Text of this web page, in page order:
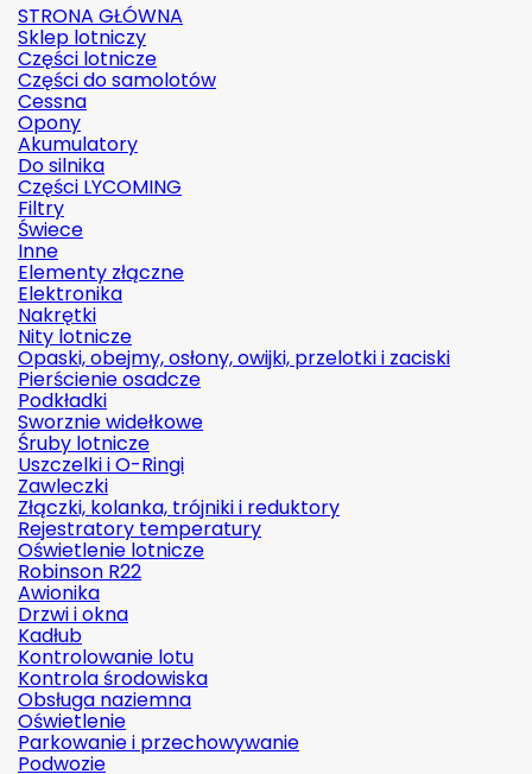
STRONA GŁÓWNA
Sklep lotniczy
Części lotnicze
Części do samolotów
Cessna
Opony
Akumulatory
Do silnika
Części LYCOMING
Filtry
Świece
Inne
Elementy złączne
Elektronika
Nakrętki
Nity lotnicze
Opaski, obejmy, osłony, owijki, przelotki i zaciski
Pierścienie osadcze
Podkładki
Sworznie widełkowe
Śruby lotnicze
Uszczelki i O-Ringi
Zawleczki
Złączki, kolanka, trójniki i reduktory
Rejestratory temperatury
Oświetlenie lotnicze
Robinson R22
Awionika
Drzwi i okna
Kadłub
Kontrolowanie lotu
Kontrola środowiska
Obsługa naziemna
Oświetlenie
Parkowanie i przechowywanie
Podwozie